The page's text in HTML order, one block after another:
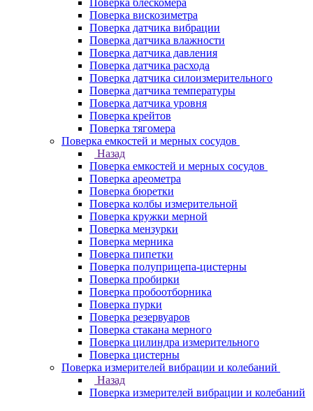
Поверка блескомера
Поверка вискозиметра
Поверка датчика вибрации
Поверка датчика влажности
Поверка датчика давления
Поверка датчика расхода
Поверка датчика силоизмерительного
Поверка датчика температуры
Поверка датчика уровня
Поверка крейтов
Поверка тягомера
Поверка емкостей и мерных сосудов
Назад
Поверка емкостей и мерных сосудов
Поверка ареометра
Поверка бюретки
Поверка колбы измерительной
Поверка кружки мерной
Поверка мензурки
Поверка мерника
Поверка пипетки
Поверка полуприцепа-цистерны
Поверка пробирки
Поверка пробоотборника
Поверка пурки
Поверка резервуаров
Поверка стакана мерного
Поверка цилиндра измерительного
Поверка цистерны
Поверка измерителей вибрации и колебаний
Назад
Поверка измерителей вибрации и колебаний